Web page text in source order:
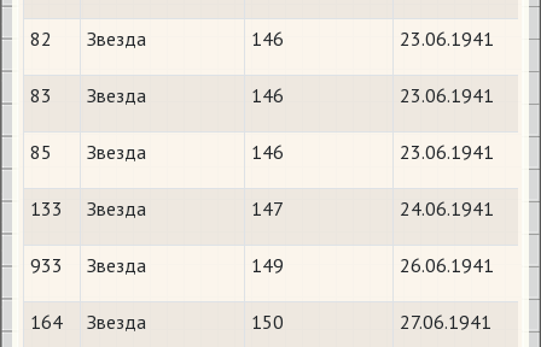
82 Звезда 146 23.06.1941
83 Звезда 146 23.06.1941
85 Звезда 146 23.06.1941
133 Звезда 147 24.06.1941
933 Звезда 149 26.06.1941
164 Звезда 150 27.06.1941